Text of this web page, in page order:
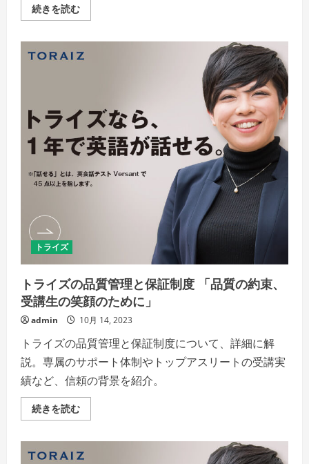
続きを読むAI
英
ピ
会
話
学
習
の
し
い
地
を
ご
覧
く
だ
さ
い
トライズ
トライズの品質管理と保証制度 「品質の約束、
受講生の笑顔のために」
admin 10月 14, 2023
トライズの品質管理と保証制度について、詳細に解
説。専属のサポート体制やトップアスリートの受講実
績など、信頼の背景を紹介。
続きを読むト
ラ
品